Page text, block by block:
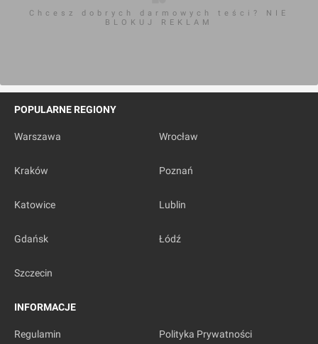
Chcesz dobrych darmowych teści? NIE
BLOKUJ REKLAM
POPULARNE REGIONY
Warszawa Wrocław
Kraków Poznań
Katowice Lublin
Gdańsk Łódź
Szczecin
INFORMACJE
Regulamin Polityka Prywatności